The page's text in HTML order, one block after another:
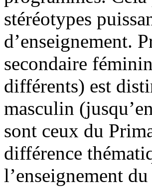
stéréotypes
d’enseignement.
secondaire
différents) est
masculin
sont ceux du
différence
l’enseignement